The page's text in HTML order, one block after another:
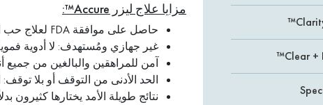
Clear +
مزايا علاج ليزر Accure™:
حاصل على موافقة FDA لعلاج حب الشباب الخفيف إلى الشديد (الوجه والجسم) على المدى البعيد
غير جهازي ومُستهدف: لا أدوية
آمن للمراهقين والبالغين من جميع
الحد الأدنى من التوقف أو بلا توقف:
نتائج طويلة الأمد يختارها كثيرون